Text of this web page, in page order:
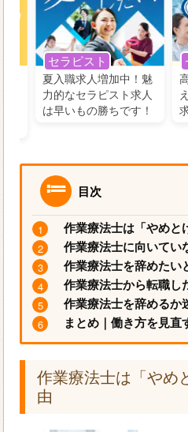
セラピスト
夏入職求人増加中！魅
力的なセラピスト求人
は早いもの勝ちです！
目次
作業療法士は「やめと
作業療法士に向いてい
作業療法士を辞めたい
作業療法士から転職し
作業療法士を辞めるか
まとめ｜働き方を見直
作業療法士は「やめ
由